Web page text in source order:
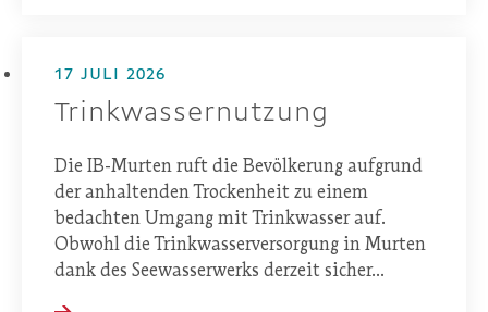
Trinkwassernutzung
Die IB-Murten ruft die Bevölkerung aufgrund
der anhaltenden Trockenheit zu einem
bedachten Umgang mit Trinkwasser auf.
Obwohl die Trinkwasserversorgung in Murten
dank des Seewasserwerks derzeit sicher...
17 JULI 2026